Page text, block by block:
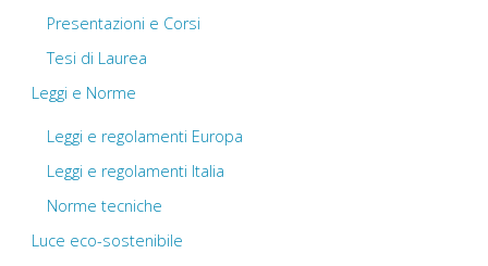
Presentazioni e Corsi
Tesi di Laurea
Leggi e Norme
Leggi e regolamenti Europa
Leggi e regolamenti Italia
Norme tecniche
Luce eco-sostenibile